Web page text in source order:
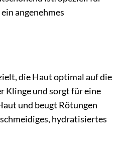
angenehmes
die Haut optimal auf die
Klinge und sorgt für eine
und beugt Rötungen
hydratisiertes